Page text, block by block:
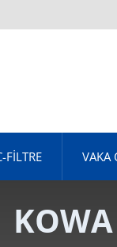
FILTRE VAKA